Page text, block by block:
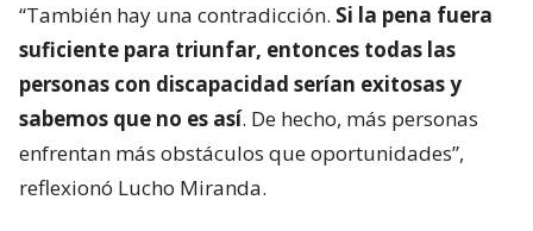
“También hay una contradicción. Si la pena fuera
suficiente para triunfar, entonces todas las
personas con discapacidad serían exitosas y
sabemos que no es así. De hecho, más personas
enfrentan más obstáculos que oportunidades”,
reflexionó Lucho Miranda.